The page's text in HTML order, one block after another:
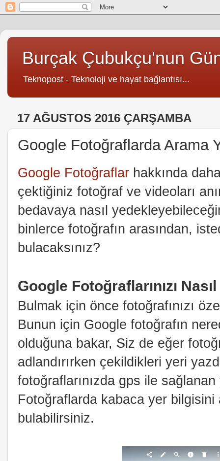
Burçak Çubukçu'nun
Teknopost - Teknoloji ve hayat bağlantısı...
17 AĞUSTOS 2016 ÇARŞAMBA
Google Fotoğraflarda Arama
Google Fotoğraflar hakkında
çektiğiniz fotoğraf ve videoları
bedavaya nasıl
binlerce fotoğrafın arasından,
bulacaksınız?
Google Fotoğraflarınızı
Bulmak için önce fotoğrafınızı
Bunun için Google fotoğrafın
olduğuna bakar, Siz de eğer
adlandırırken çekildikleri yeri
fotoğraflarınızda gps ile
Fotoğraflarda kabaca yer
bulabilirsiniz.